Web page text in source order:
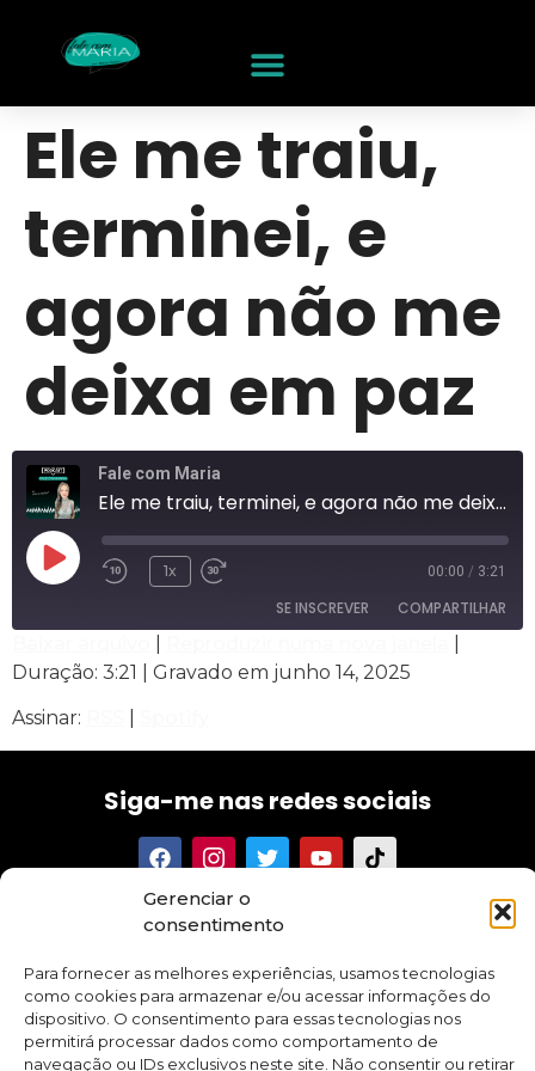
Gerenciar o
consentimento
Para fornecer as melhores experiências, usamos tecnologias
como cookies para armazenar e/ou acessar informações do
dispositivo. O consentimento para essas tecnologias nos
permitirá processar dados como comportamento de
navegação ou IDs exclusivos neste site. Não consentir ou retirar
Ele me traiu,
terminei, e
agora não me
deixa em paz
Fale com Maria
Ele me traiu, terminei, e agora não me deixa em paz
1x 00:00 / 3:21
SE INSCREVER COMPARTILHAR
RSS Spotify
FEED RSS
COMPARTILHAR
LINK
Duração: 3:21
Gravado em junho 14, 2025
Assinar:
Siga-me nas redes sociais
Tenha acesso aos meus textos, conselhos, novidades e